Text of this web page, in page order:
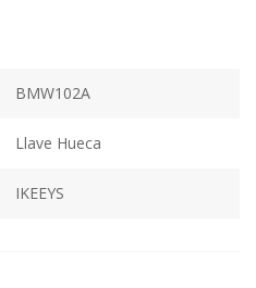
BMW102A
Llave Hueca
IKEEYS